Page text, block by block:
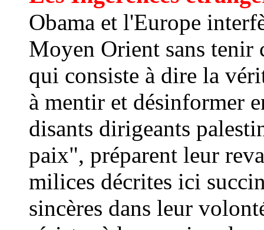
Obama et l'Europe
Moyen Orient sans tenir
qui consiste à dire la
à mentir et désinformer
disants dirigeants
paix", préparent leur
milices décrites ici
sincères dans leur